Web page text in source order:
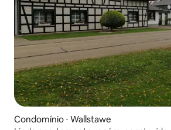
Condomínio ⋅ Wallstawe